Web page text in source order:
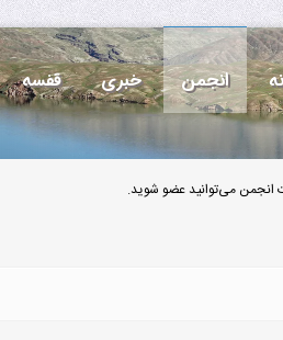
انجمن خبری قفسه
انجمن می‌توانید عضو شوید.